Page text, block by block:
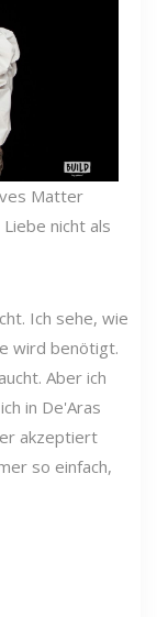
Matter
nicht als
Ich sehe, wie
wird benötigt.
Aber ich
in De'Aras
akzeptiert
so einfach,